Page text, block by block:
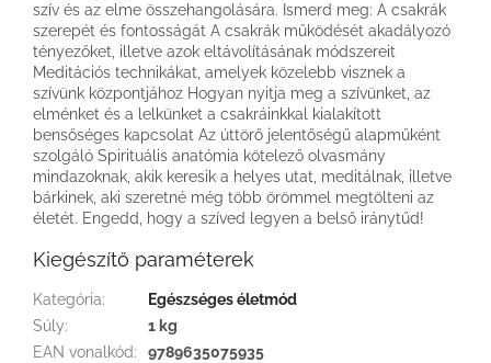
szív és az elme összehangolására. Ismerd meg: A csakrák
szerepét és fontosságát A csakrák működését akadályozó
tényezőket, illetve azok eltávolításának módszereit
Meditációs technikákat, amelyek közelebb visznek a
szívünk központjához Hogyan nyitja meg a szívünket, az
elménket és a lelkünket a csakráinkkal kialakított
bensőséges kapcsolat Az úttörő jelentőségű alapműként
szolgáló Spirituális anatómia kötelező olvasmány
mindazoknak, akik keresik a helyes utat, meditálnak, illetve
bárkinek, aki szeretné még több örömmel megtölteni az
életét. Engedd, hogy a szíved legyen a belső iránytűd!
Kiegészítő paraméterek
Kategória:
Egészséges életmód
Súly:
1 kg
EAN vonalkód:
9789635075935